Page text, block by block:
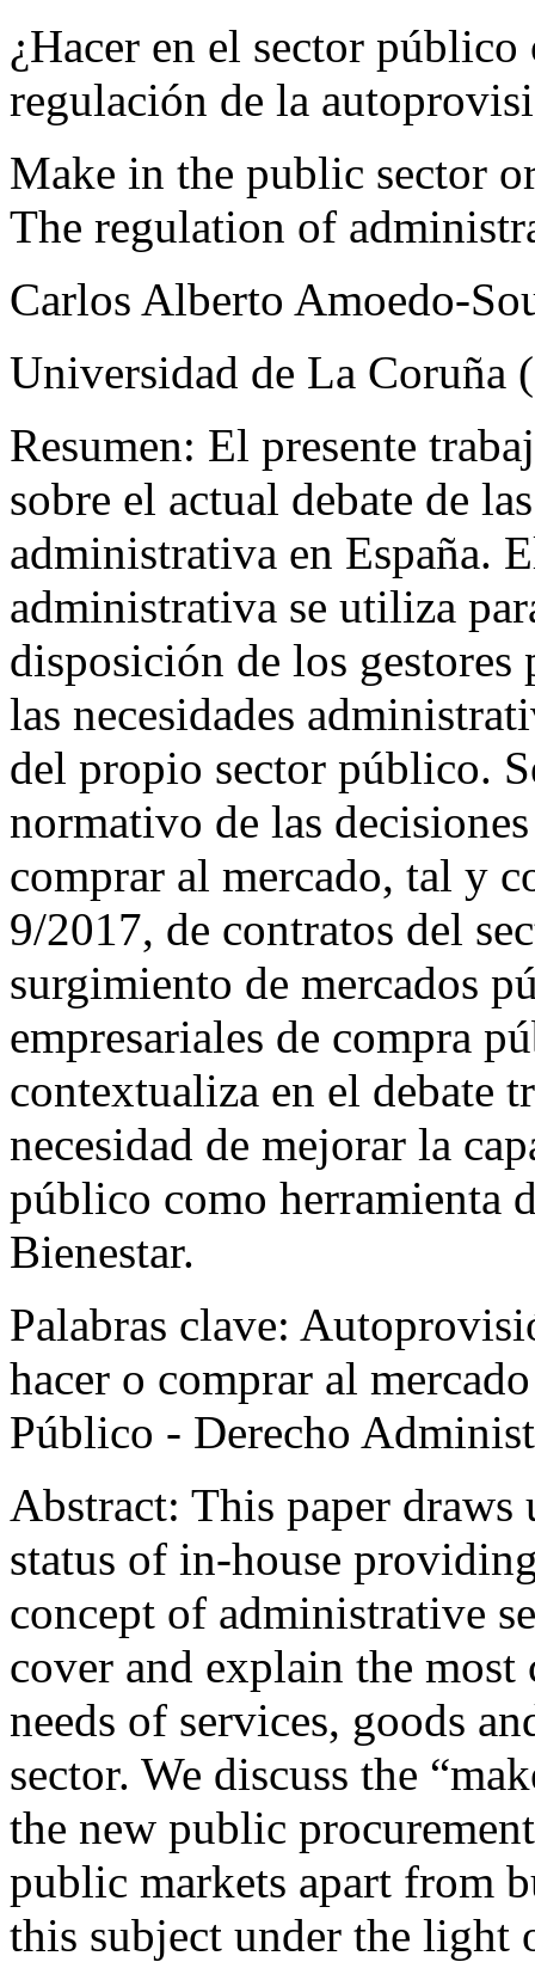
¿Hacer en el sector
regulación de la
Make in the public sector
The regulation of
Carlos Alberto Amoedo-
Universidad de La Coruña
Resumen: El presente
sobre el actual debate de
administrativa en España.
administrativa se utiliza
disposición de los
las necesidades
del propio sector público.
normativo de las
comprar al mercado, tal y
9/2017, de contratos del
surgimiento de mercados
empresariales de compra
contextualiza en el debate
necesidad de mejorar la
público como herramienta
Bienestar.
Palabras clave:
hacer o comprar al
Público - Derecho
Abstract: This paper draws
status of in-house
concept of administrative
cover and explain the
needs of services, goods
sector. We discuss the
the new public
public markets apart from
this subject under the light